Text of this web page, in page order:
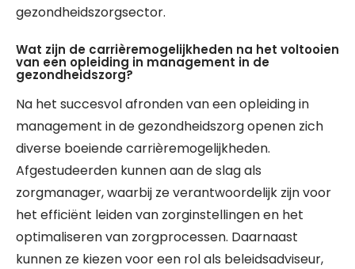
gezondheidszorgsector.
Wat zijn de carrièremogelijkheden na het voltooien
van een opleiding in management in de
gezondheidszorg?
Na het succesvol afronden van een opleiding in
management in de gezondheidszorg openen zich
diverse boeiende carrièremogelijkheden.
Afgestudeerden kunnen aan de slag als
zorgmanager, waarbij ze verantwoordelijk zijn voor
het efficiënt leiden van zorginstellingen en het
optimaliseren van zorgprocessen. Daarnaast
kunnen ze kiezen voor een rol als beleidsadviseur,